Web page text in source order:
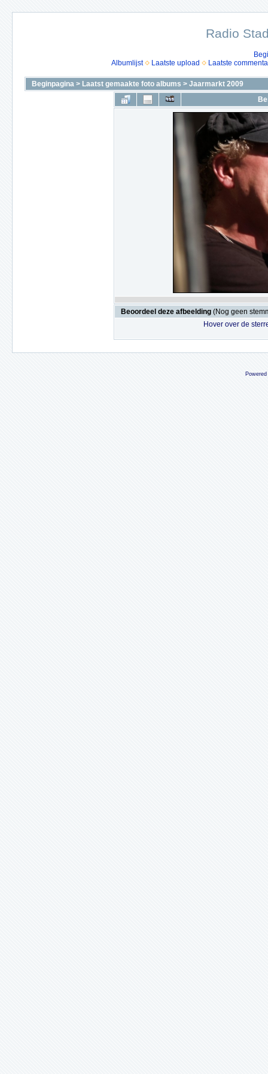
Radio
Albumlijst
Laatste upload Laatste
Beginpagina > Laatst gemaakte foto albums > Jaarmarkt 2009
Beoordeel deze afbeelding (Nog geen
Hover over de